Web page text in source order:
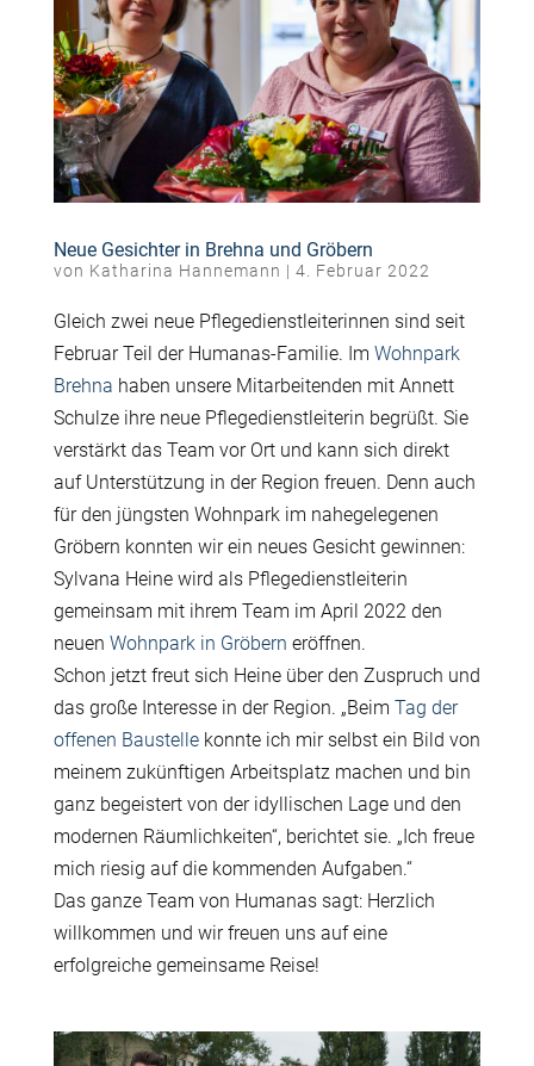
Neue Gesichter in Brehna und Gröbern
von Katharina Hannemann | 4. Februar 2022
Gleich zwei neue Pflegedienstleiterinnen sind seit
Februar Teil der Humanas-Familie. Im Wohnpark
Brehna haben unsere Mitarbeitenden mit Annett
Schulze ihre neue Pflegedienstleiterin begrüßt. Sie
verstärkt das Team vor Ort und kann sich direkt
auf Unterstützung in der Region freuen. Denn auch
für den jüngsten Wohnpark im nahegelegenen
Gröbern konnten wir ein neues Gesicht gewinnen:
Sylvana Heine wird als Pflegedienstleiterin
gemeinsam mit ihrem Team im April 2022 den
neuen Wohnpark in Gröbern eröffnen.
Schon jetzt freut sich Heine über den Zuspruch und
das große Interesse in der Region. „Beim Tag der
offenen Baustellekonnte ich mir selbst ein Bild von
meinem zukünftigen Arbeitsplatz machen und bin
ganz begeistert von der idyllischen Lage und den
modernen Räumlichkeiten“, berichtet sie. „Ich freue
mich riesig auf die kommenden Aufgaben.“
Das ganze Team von Humanas sagt: Herzlich
willkommen und wir freuen uns auf eine
erfolgreiche gemeinsame Reise!